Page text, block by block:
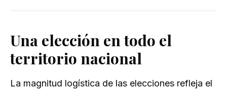
Una elección en todo el
territorio nacional
La magnitud logística de las elecciones refleja el